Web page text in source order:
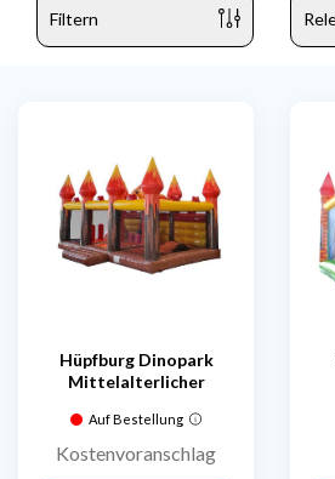
Filtern
Hüpfburg Dinopark
Mittelalterlicher
Auf Bestellung
Kostenvoranschlag